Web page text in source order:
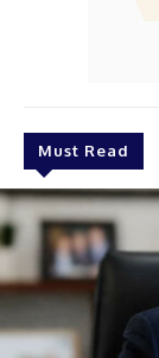
Must Read